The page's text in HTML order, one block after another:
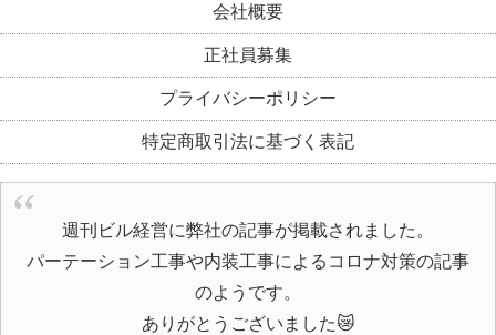
会社概要
正社員募集
プライバシーポリシー
特定商取引法に基づく表記
週刊ビル経営に弊社の記事が掲載されました。
パーテーション工事や内装工事によるコロナ対策の記事
のようです。
ありがとうございました😿